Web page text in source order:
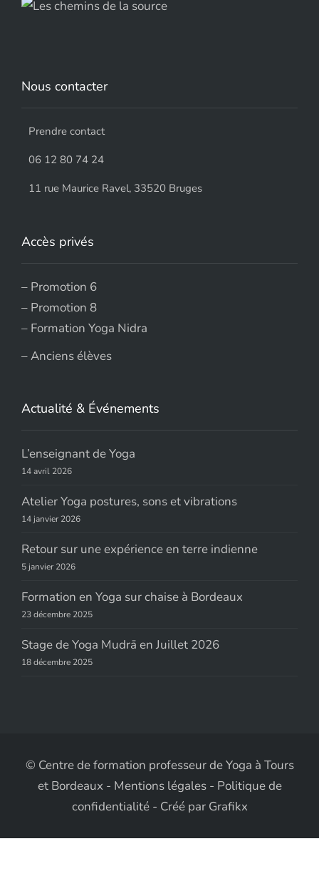
Nous contacter
Prendre contact
06 12 80 74 24
11 rue Maurice Ravel, 33520 Bruges
Accès privés
– Promotion 6
– Promotion 8
– Formation Yoga Nidra
–Anciens élèves
Actualité & Événements
L’enseignant de Yoga
14 avril 2026
Atelier Yoga postures, sons et vibrations
14 janvier 2026
Retour sur une expérience en terre indienne
5 janvier 2026
Formation en Yoga sur chaise à Bordeaux
23 décembre 2025
Stage de Yoga Mudrā en Juillet 2026
18 décembre 2025
© Centre de formation professeur de Yoga à Tours
et Bordeaux - Mentions légales- Politique de
confidentialité- Créé par Grafikx